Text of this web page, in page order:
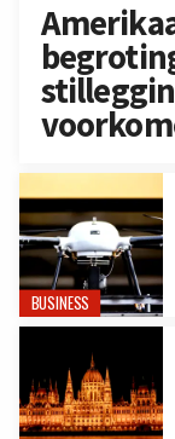
BUSINESS